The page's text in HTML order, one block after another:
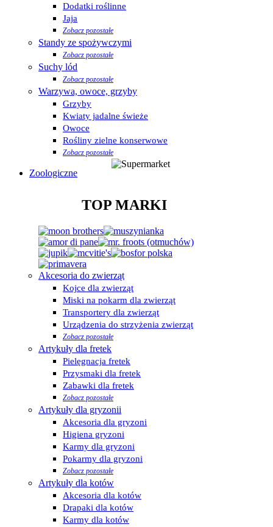
Dodatki roślinne
Jaja
Zobacz pozostałe
Standy ze spożywczymi
Zobacz pozostałe
Suchy lód
Zobacz pozostałe
Warzywa, owoce, grzyby
Grzyby
Kwiaty jadalne świeże
Owoce
Rośliny zielne konserwowe
Zobacz pozostałe
Zoologiczne
TOP MARKI
Akcesoria do zwierząt
Kojce dla zwierząt
Miski na pokarm dla zwierząt
Transportery dla zwierząt
Urządzenia do strzyżenia zwierząt
Zobacz pozostałe
Artykuły dla fretek
Pielęgnacja fretek
Przysmaki dla fretek
Zabawki dla fretek
Zobacz pozostałe
Artykuły dla gryzonii
Akcesoria dla gryzoni
Higiena gryzoni
Karmy dla gryzoni
Pokarmy dla gryzoni
Zobacz pozostałe
Artykuły dla kotów
Akcesoria dla kotów
Drapaki dla kotów
Karmy dla kotów